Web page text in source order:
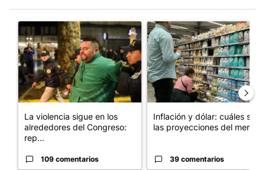
Un artículo de tendencia con el título "La violencia sigue en
La violencia sigue en los
alrededores del Congreso:
rep...
109 comentarios
Un artículo de tendencia con
Inflación y dólar: cuáles son
las proyecciones del merc...
39 comentarios